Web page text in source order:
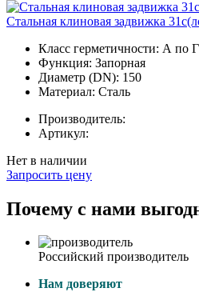
Стальная клиновая задвижка
Класс герметичности: А по
Функция: Запорная
Диаметр (DN): 150
Материал: Сталь
Производитель:
Артикул:
Нет в наличии
Запросить цену
Почему с нами
Российский производитель
Нам доверяют